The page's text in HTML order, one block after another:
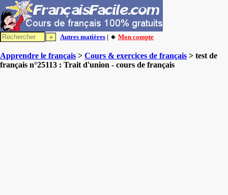
Autres matières | 🔸 Mon compte
Apprendre le français > Cours & exercices de français > test de
français n°25113 : Trait d'union - cours de français